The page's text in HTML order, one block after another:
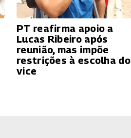
PT reafirma apoio a
Lucas Ribeiro após
reunião, mas impõe
restrições à escolha do
vice